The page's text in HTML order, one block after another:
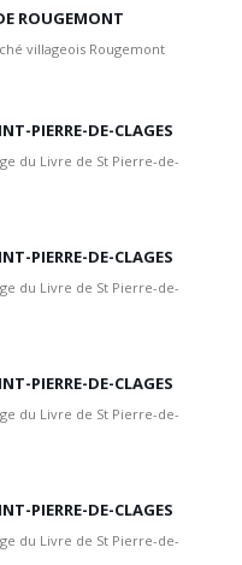
ROUGEMONT
villageois Rougemont
PIERRE-DE-CLAGES
du Livre de St Pierre-de-
PIERRE-DE-CLAGES
du Livre de St Pierre-de-
PIERRE-DE-CLAGES
du Livre de St Pierre-de-
PIERRE-DE-CLAGES
du Livre de St Pierre-de-